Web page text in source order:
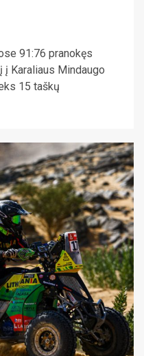
91:76 pranokęs
į Karaliaus Mindaugo
15 taškų